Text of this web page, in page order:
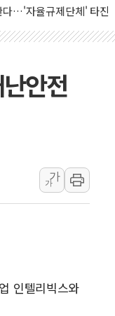
다…'자율규제단체' 타진
려 후퇴…S&P500 최고치
준 금리 인상 가능성 낮
9월 동결 전망 우세
근 1주일 이상 '올스톱'…
은 "또 개입했나" 촉각
협정 체결
안·클라우드플레어·
안전
가
가
인텔리빅스와